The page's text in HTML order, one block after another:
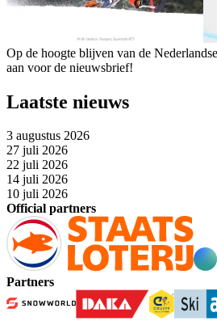
Op de hoogte blijven van de
aan voor de nieuwsbrief!
Laatste nieuws
3 augustus 2026
27 juli 2026
22 juli 2026
14 juli 2026
10 juli 2026
Official partners
Partners